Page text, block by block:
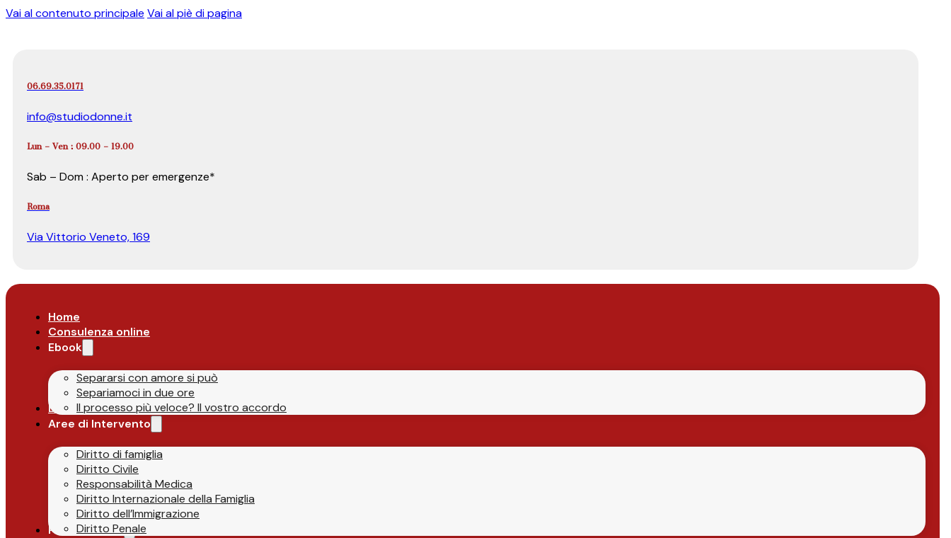
Vai al contenuto principale Vai al piè di pagina
06.69.35.0171
info@studiodonne.it
Lun – Ven : 09.00 – 19.00
Sab – Dom : Aperto per emergenze*
Roma
Via Vittorio Veneto, 169
Home
Consulenza online
Ebook
Separarsi con amore si può
Separiamoci in due ore
Il processo più veloce? Il vostro accordo
Lo Studio
Aree di Intervento
Diritto di famiglia
Diritto Civile
Responsabilità Medica
Diritto Internazionale della Famiglia
Diritto dell’Immigrazione
Diritto Penale
Parlano di Noi